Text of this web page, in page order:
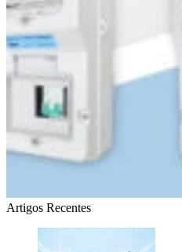
Artigos Recentes